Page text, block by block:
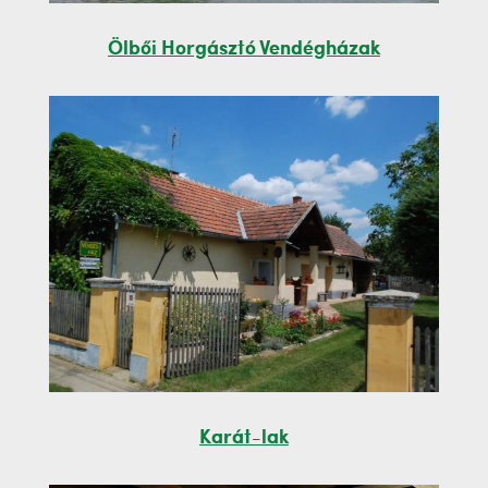
Ölbői Horgásztó Vendégházak
Karát-lak